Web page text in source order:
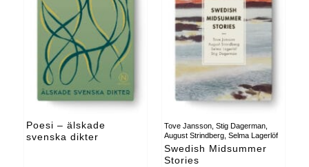
Poesi – älskade
svenska dikter
Tove Jansson, Stig Dagerman,
August Strindberg, Selma Lagerlöf
Swedish Midsummer
Stories